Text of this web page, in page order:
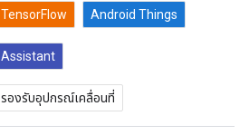
TensorFlow Android Things
Assistant
รองรับอุปกรณ์เคลื่อนที่